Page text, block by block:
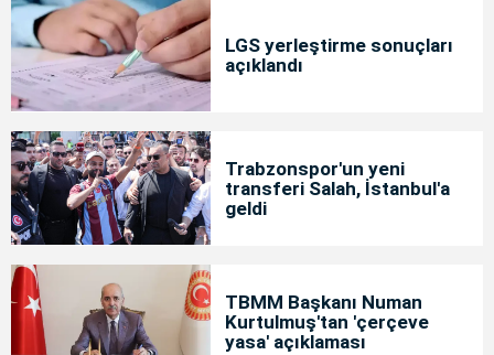
LGS yerleştirme sonuçları
açıklandı
Trabzonspor'un yeni
transferi Salah, İstanbul'a
geldi
TBMM Başkanı Numan
Kurtulmuş'tan 'çerçeve
yasa' açıklaması